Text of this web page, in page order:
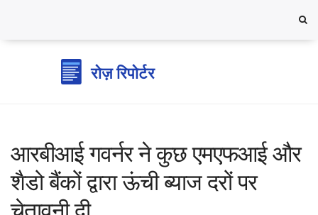
आरबीआई गवर्नर ने कुछ एमएफआई और
शैडो बैंकों द्वारा ऊंची ब्याज दरों पर